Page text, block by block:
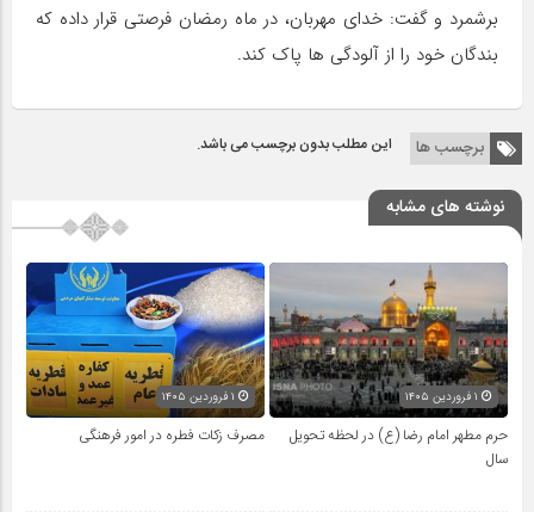
برشمرد و گفت: خدای مهربان، در ماه رمضان فرصتی قرار داده که
بندگان خود را از آلودگی ها پاک کند.
برچسب ها این مطلب بدون برچسب می باشد.
نوشته های مشابه
حرم مطهر امام رضا (ع) در لحظه تحویل
سال
مصرف زکات فطره در امور فرهنگی